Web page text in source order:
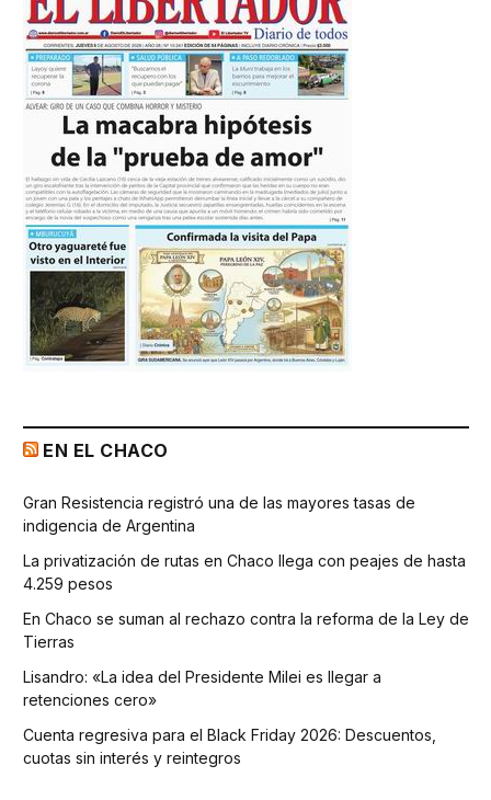
EN EL CHACO
Gran Resistencia registró una de las mayores tasas de
indigencia de Argentina
La privatización de rutas en Chaco llega con peajes de hasta
4.259 pesos
En Chaco se suman al rechazo contra la reforma de la Ley de
Tierras
Lisandro: «La idea del Presidente Milei es llegar a
retenciones cero»
Cuenta regresiva para el Black Friday 2026: Descuentos,
cuotas sin interés y reintegros